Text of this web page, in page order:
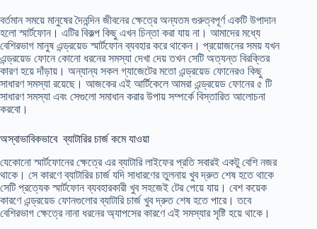
বর্তমান সময়ে মানুষের দৈনন্দিন জীবনের ক্ষেত্রে অন্যতম গুরুত্বপূর্ণ একটি উপাদান
হলো স্মার্টফোন। এটির বিকল্প কিছু এখন চিন্তা করা যায় না। আমাদের মধ্যে
বেশিরভাগ মানুষ এন্ড্রয়েড স্মার্টফোন ব্যবহার করে থাকেন। প্রয়োজনের সময় যখন
এন্ড্রয়েড ফোনে কোনো ধরনের সমস্যা দেখা দেয় তখন সেটি অত্যন্ত বিরক্তির
কারণ হয়ে দাঁড়ায়। অন্যান্য সকল গ্যাজেটের মতো এন্ড্রয়েড ফোনেরও কিছু
সাধারণ সমস্যা রয়েছে। আজকের এই আর্টিকেলে আমরা এন্ড্রয়েড ফোনের ৫ টি
সাধারণ সমস্যা এবং সেগুলো সমাধান করার উপায় সম্পর্কে বিস্তারিত আলোচনা
করবো।
অস্বাভাবিকভাবে ব্যাটারির চার্জ কমে যাওয়া
যেকোনো স্মার্টফোনের ক্ষেত্রে এর ব্যাটারি লাইফের প্রতি সবারই একটু বেশি নজর
থাকে। সে কারণে ব্যাটারির চার্জ যদি সাধারণের তুলনায় খুব দ্রুত শেষ হতে থাকে
সেটি প্রত্যেক স্মার্টফোন ব্যবহারকারী খুব সহজেই টের পেয়ে যায়। বেশ কয়েক
কারণে এন্ড্রয়েড ফোনগুলোর ব্যাটারি চার্জ খুব দ্রুত শেষ হতে পারে। তবে
বেশিরভাগ ক্ষেত্রে নানা ধরনের অ্যাপসের কারণে এই সমস্যার সৃষ্টি হয়ে থাকে।